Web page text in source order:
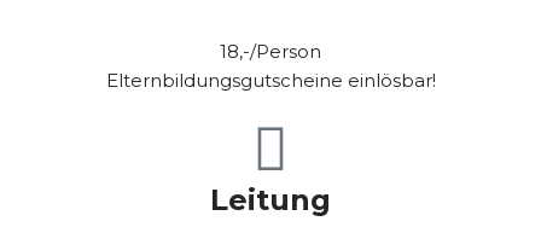
18,-/Person
Elternbildungsgutscheine einlösbar!
Leitung